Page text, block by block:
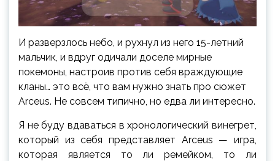
И разверзлось небо, и рухнул из него 15-летний
мальчик, и вдруг одичали доселе мирные
покемоны, настроив против себя враждующие
кланы… это всё, что вам нужно знать про сюжет
Arceus. Не совсем типично, но едва ли интересно.
Я не буду вдаваться в хронологический винегрет,
который из себя представляет Arceus — игра,
которая является то ли ремейком, то ли